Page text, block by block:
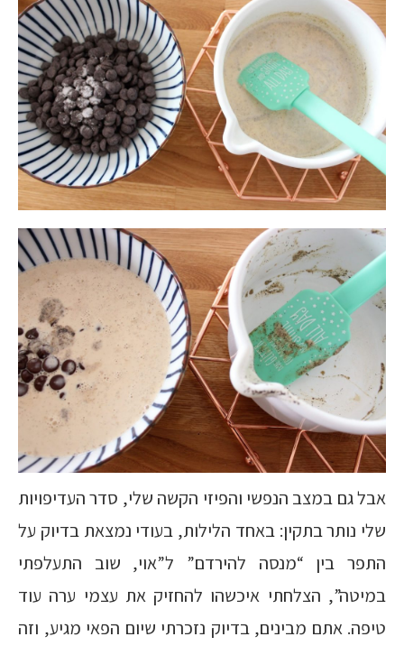
אבל גם במצב הנפשי והפיזי הקשה שלי, סדר העדיפויות
שלי נותר בתקין: באחד הלילות, בעודי נמצאת בדיוק על
התפר בין “מנסה להירדם” ל”אוי, שוב התעלפתי
במיטה”, הצלחתי איכשהו להחזיק את עצמי ערה עוד
טיפה. אתם מבינים, בדיוק נזכרתי שיום הפאי מגיע, וזה